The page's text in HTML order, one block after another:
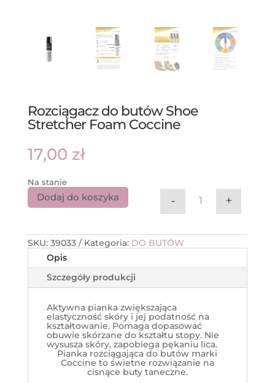
Rozciągacz do butów Shoe
Stretcher Foam Coccine
17,00 zł
Na stanie
ilość
- +
Dodaj do koszyka
SKU: 39033 Kategoria: DO BUTÓW
Opis
Szczegóły produkcji
Aktywna pianka zwiększająca
elastyczność skóry i jej podatność na
kształtowanie. Pomaga dopasować
obuwie skórzane do kształtu stopy. Nie
wysusza skóry, zapobiega pękaniu lica.
Pianka rozciągająca do butów marki
Coccine to świetne rozwiązanie na
cisnące buty taneczne.